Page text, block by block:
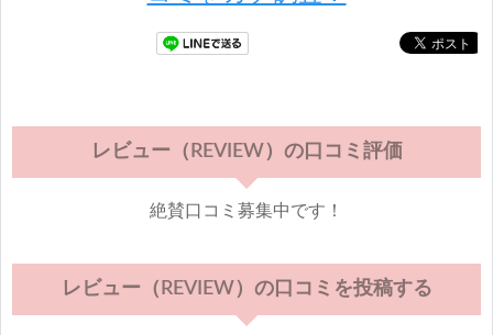
レビュー（REVIEW）の口コミ評価
絶賛口コミ募集中です！
レビュー（REVIEW）の口コミを投稿する